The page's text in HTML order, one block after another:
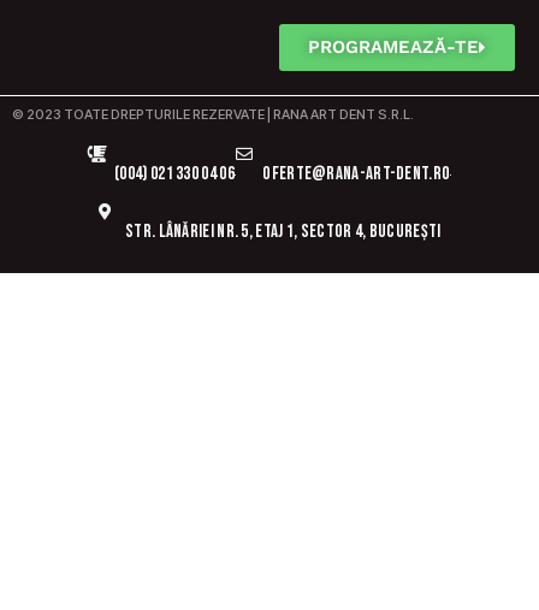
PROGRAMEAZĂ-TE
© 2023 TOATE DREPTURILE REZERVATE | RANA ART DENT S.R.L.
(004) 021 330 04 06 oferte@rana-art-dent.ro
Str. Lânăriei nr. 5, etaj 1, sector 4, București